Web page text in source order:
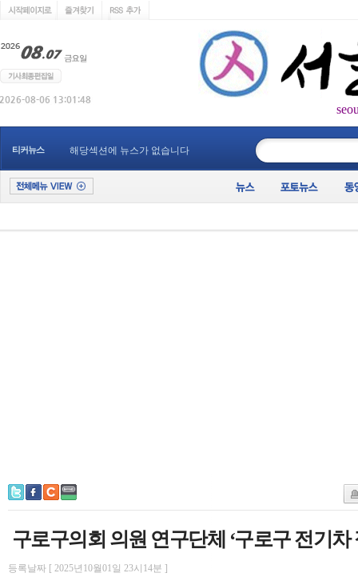
티커뉴스 해당섹션에 뉴스가 없습니다
구로구의회 의원 연구단체 ‘구로구 전기차
등록날짜 [ 2025년10월01일 23시14분 ]